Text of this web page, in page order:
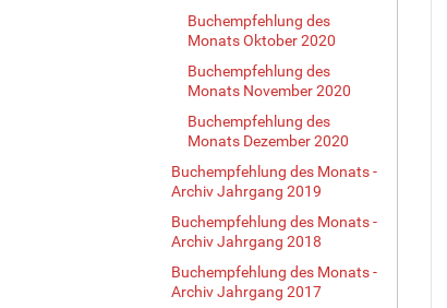
Buchempfehlung des
Monats Oktober 2020
Buchempfehlung des
Monats November 2020
Buchempfehlung des
Monats Dezember 2020
Buchempfehlung des Monats -
Archiv Jahrgang 2019
Buchempfehlung des Monats -
Archiv Jahrgang 2018
Buchempfehlung des Monats -
Archiv Jahrgang 2017